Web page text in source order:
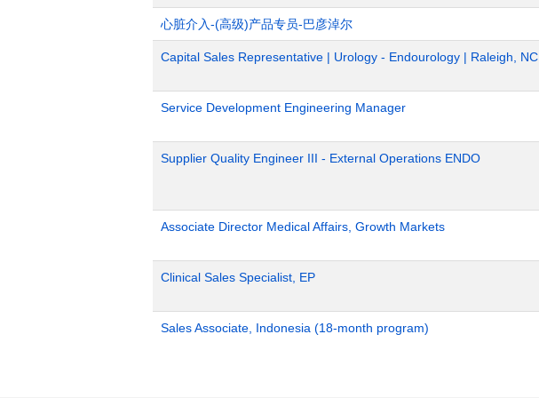
心脏介入-(高级)产品专员-巴彦淖尔
Capital Sales Representative | Urology - Endourology | Raleigh, NC
Service Development Engineering Manager
Supplier Quality Engineer III - External Operations ENDO
Associate Director Medical Affairs, Growth Markets
Clinical Sales Specialist, EP
Sales Associate, Indonesia (18-month program)